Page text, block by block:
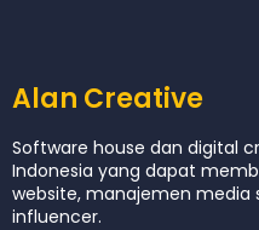
Alan Creative
Software house dan digital
Indonesia yang dapat
website, manajemen media
influencer.